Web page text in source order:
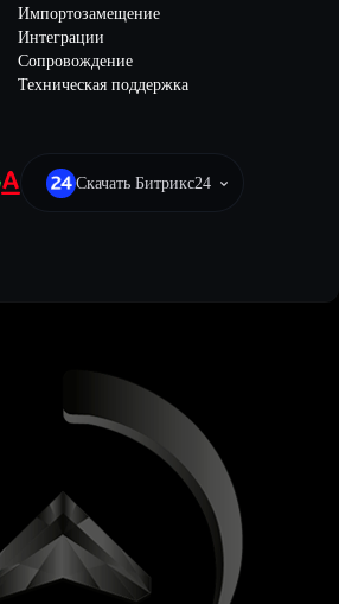
Импортозамещение
Интеграции
Сопровождение
Техническая поддержка
Скачать Битрикс24